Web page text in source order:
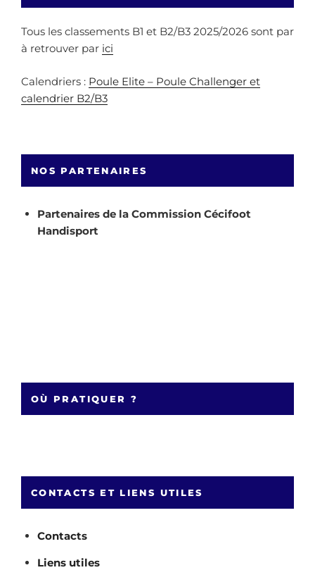
Tous les classements B1 et B2/B3 2025/2026 sont par
à retrouver par ici
Calendriers : Poule Elite – Poule Challenger et
calendrier B2/B3
NOS PARTENAIRES
Partenaires de la Commission Cécifoot
Handisport
OÙ PRATIQUER ?
CONTACTS ET LIENS UTILES
Contacts
Liens utiles